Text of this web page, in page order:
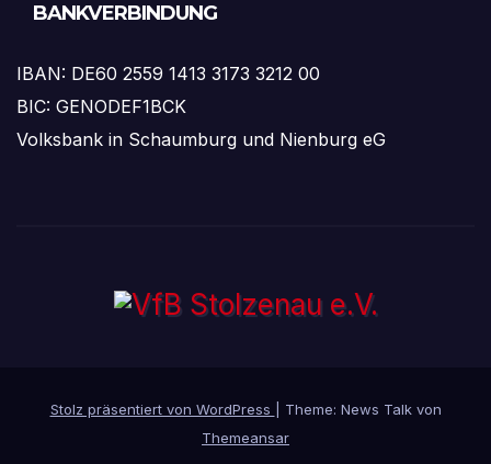
BANKVERBINDUNG
IBAN: DE60 2559 1413 3173 3212 00
BIC: GENODEF1BCK
Volksbank in Schaumburg und Nienburg eG
Stolz präsentiert von WordPress
Theme: News Talk von
Themeansar